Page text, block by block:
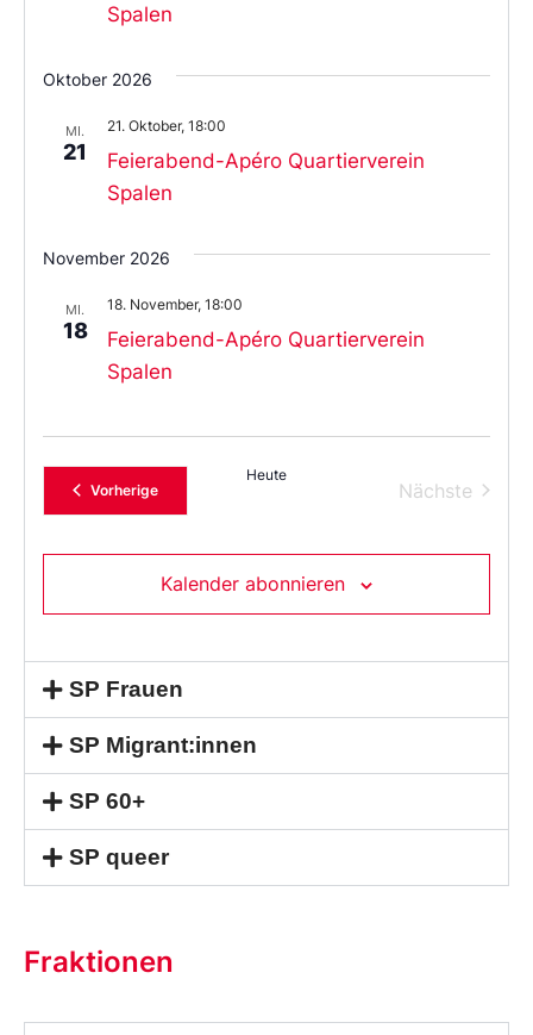
Spalen
Oktober 2026
MI.
21
Feierabend-Apéro Quartierverein
Spalen
21. Oktober, 18:00
November 2026
MI.
18
Feierabend-Apéro Quartierverein
Spalen
18. November, 18:00
VorherigeVeranstaltungen
Heute
Nächste
Kalender abonnieren
SP Frauen
SP Migrant:innen
SP 60+
SP queer
Fraktionen